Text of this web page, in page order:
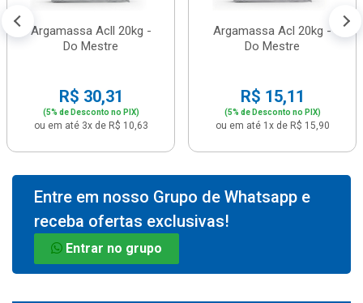
Argamassa Acll 20kg -
Do Mestre
R$ 30,31
(5% de Desconto no PIX)
ou em até 3x de R$ 10,63
Argamassa Acl 20kg -
Do Mestre
R$ 15,11
(5% de Desconto no PIX)
ou em até 1x de R$ 15,90
Entre em nosso Grupo de Whatsapp e
receba ofertas exclusivas!
Entrar no grupo